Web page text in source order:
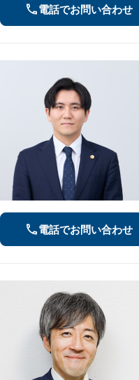
電話でお問い合わせ
電話でお問い合わせ